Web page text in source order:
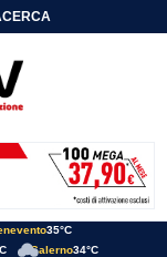
CERCA
35°C
Salerno34°C